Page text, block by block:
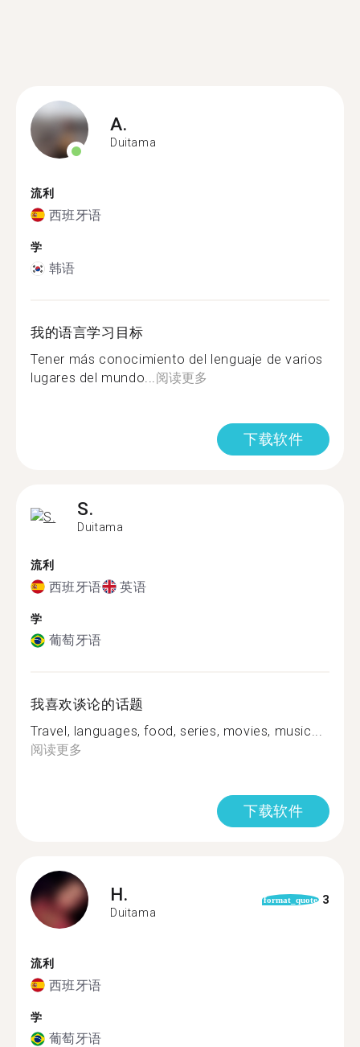
A.
Duitama
流利
西班牙语
学
韩语
我的语言学习目标
Tener más conocimiento del lenguaje de varios
lugares del mundo...阅读更多
下载软件
S.
Duitama
流利
西班牙语 英语
学
葡萄牙语
我喜欢谈论的话题
Travel, languages, food, series, movies, music...
阅读更多
下载软件
H.
Duitama
format_quote 3
流利
西班牙语
学
葡萄牙语